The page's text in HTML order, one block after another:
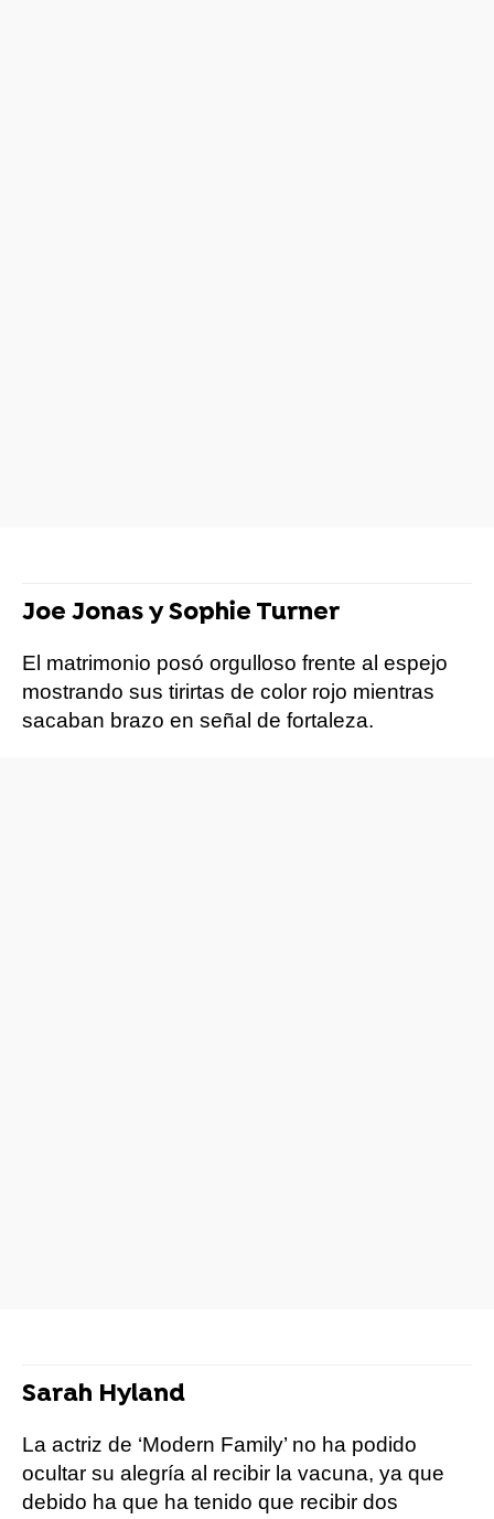
Joe Jonas y Sophie Turner
El matrimonio posó orgulloso frente al espejo
mostrando sus tirirtas de color rojo mientras
sacaban brazo en señal de fortaleza.
Sarah Hyland
La actriz de ‘Modern Family’ no ha podido
ocultar su alegría al recibir la vacuna, ya que
debido ha que ha tenido que recibir dos